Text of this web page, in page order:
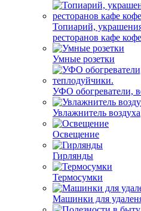
Топиарий,
ресторанов кафе
Умные розетки
УФО обогреватели,
Увлажнитель воздуха
Освещение
Гирлянды
Термосумки
Машинки для